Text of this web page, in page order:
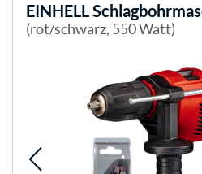
EINHELL
(rot/schwarz, 550 Watt)